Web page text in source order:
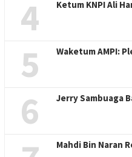
4 Ketum KNPI Ali
5 Waketum AMPI:
6 Jerry Sambuaga
Mahdi Bin Naran